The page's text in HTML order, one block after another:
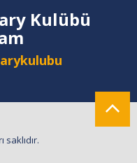
Kulübü
saklıdır.